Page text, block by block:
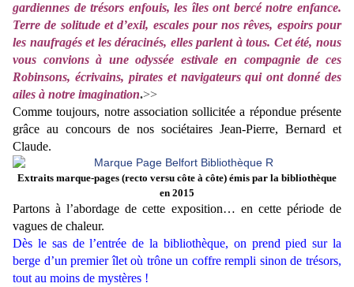
gardiennes de trésors enfouis, les îles ont bercé notre enfance.
Terre de solitude et d’exil, escales pour nos rêves, espoirs pour
les naufragés et les déracinés, elles parlent à tous. Cet été, nous
vous convions à une odyssée estivale en compagnie de ces
Robinsons, écrivains, pirates et navigateurs qui ont donné des
ailes à notre imagination.>>
Comme toujours, notre association sollicitée a répondue présente
grâce au concours de nos sociétaires Jean-Pierre, Bernard et
Claude.
Extraits marque-pages (recto versu côte à côte) émis par la bibliothèque
en 2015
Partons à l’abordage de cette exposition… en cette période de
vagues de chaleur.
Dès le sas de l’entrée de la bibliothèque, on prend pied sur la
berge d’un premier îlet où trône un coffre rempli sinon de trésors,
tout au moins de mystères !